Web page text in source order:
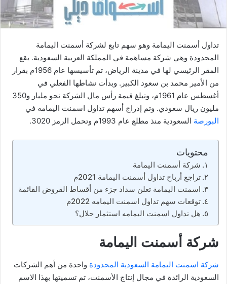
تداول أسمنت اليمامة وهو سهم تابع لشركة أسمنت اليمامة
المحدودة وهي شركة مساهمة في المملكة العربية السعودية. يقع
المقر الرئيسي لها في مدينة الرياض، تم تأسيسها عام 1956م بقرار
من الأمير محمد بن سعود الكبير. وبدأت نشاطها الفعلي في
أغسطس عام 1961م، وتبلغ قيمة رأس مال الشركة نحو مليار و350
مليون ريال سعودي. وتم إدراج أسهم تداول اسمنت اليمامه في
البورصة السعودية منذ مطلع عام 1993م وتحمل الرمز 3020.
محتويات
شركة أسمنت اليمامة
تراجع أرباح تداول أسمنت اليمامة 2021م
اسمنت اليمامة تعلن سداد جزء من أقساط القروض القائمة
توقعات سهم تداول اسمنت اليمامه 2022م
هل تداول اسمنت اليمامه استثمار حلال؟
شركة أسمنت اليمامة
شركة اسمنت اليمامة السعودية المحدودة واحدة من أهم الشركات
السعودية الرائدة في مجال إنتاج الأسمنت، تم تسميتها بهذا الاسم